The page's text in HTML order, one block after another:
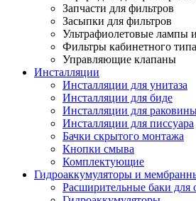
Запчасти для фильтров
Засыпки для фильтров
Ультрафиолетовые лампы
Фильтры кабинетного типа
Управляющие клапаны
Инсталляции
Инсталляции для унитаза
Инсталляции для биде
Инсталляции для
Инсталляции для писсуара
Бачки скрытого монтажа
Кнопки смыва
Комплектующие
Гидроаккумуляторы и
Расширительные баки для